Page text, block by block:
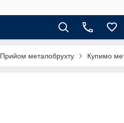
Прийом металобрухту Купимо